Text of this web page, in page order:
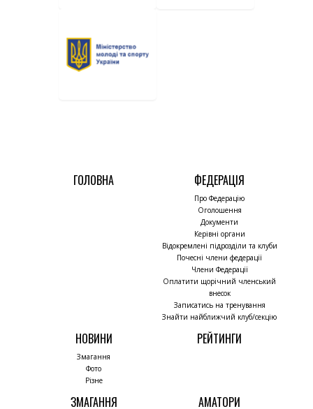
ГОЛОВНА ФЕДЕРАЦІЯ
Про Федерацію
Оголошення
Документи
Керівні органи
Відокремлені підрозділи та клуби
Почесні члени федерації
Члени Федерації
Оплатити щорічний членський
внесок
Записатись на тренування
Знайти найближчий клуб/секцію
НОВИНИ
Змагання
Фото
Різне
РЕЙТИНГИ
ЗМАГАННЯ АМАТОРИ